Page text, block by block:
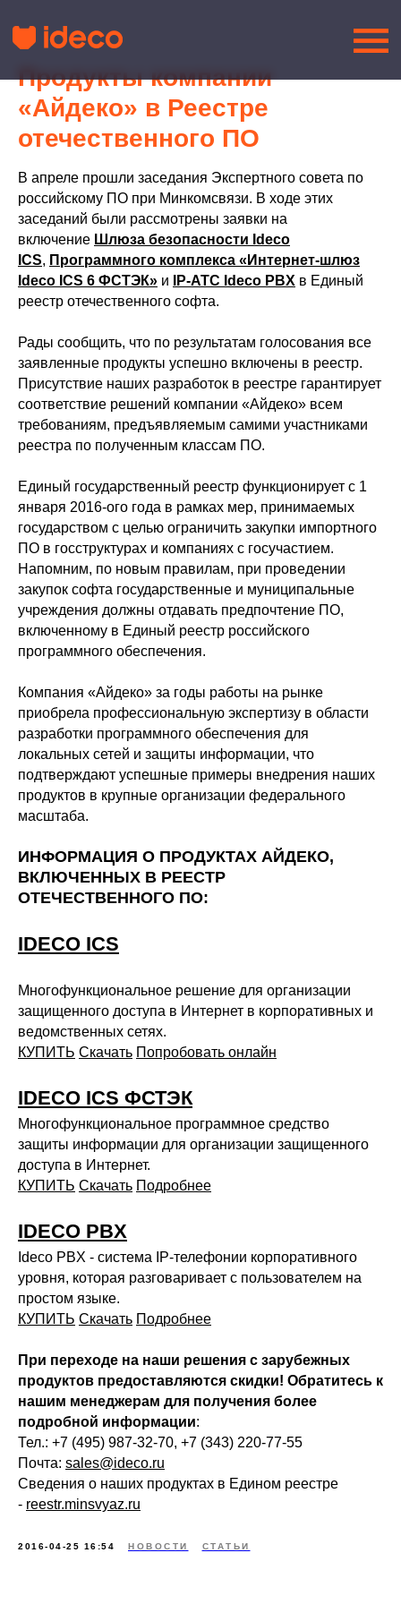
Продукты компании
«Айдеко» в Реестре
отечественного ПО
В апреле прошли заседания Экспертного совета по
российскому ПО при Минкомсвязи. В ходе этих
заседаний были рассмотрены заявки на
включение Шлюза безопасности Ideco
ICS, Программного комплекса «Интернет-шлюз
Ideco ICS 6 ФСТЭК» и IP-АТС Ideco PBX в Единый
реестр отечественного софта.
Рады сообщить, что по результатам голосования все
заявленные продукты успешно включены в реестр.
Присутствие наших разработок в реестре гарантирует
соответствие решений компании «Айдеко» всем
требованиям, предъявляемым самими участниками
реестра по полученным классам ПО.
Единый государственный реестр функционирует с 1
января 2016-ого года в рамках мер, принимаемых
государством с целью ограничить закупки импортного
ПО в госструктурах и компаниях с госучастием.
Напомним, по новым правилам, при проведении
закупок софта государственные и муниципальные
учреждения должны отдавать предпочтение ПО,
включенному в Единый реестр российского
программного обеспечения.
Компания «Айдеко» за годы работы на рынке
приобрела профессиональную экспертизу в области
разработки программного обеспечения для
локальных сетей и защиты информации, что
подтверждают успешные примеры внедрения наших
продуктов в крупные организации федерального
масштаба.
ИНФОРМАЦИЯ О ПРОДУКТАХ АЙДЕКО,
ВКЛЮЧЕННЫХ В РЕЕСТР
ОТЕЧЕСТВЕННОГО ПО:
IDECO ICS
Многофункциональное решение для организации
защищенного доступа в Интернет в корпоративных и
ведомственных сетях.
КУПИТЬ Скачать Попробовать онлайн
IDECO ICS ФСТЭК
Многофункциональное программное средство
защиты информации для организации защищенного
доступа в Интернет.
КУПИТЬ Скачать Подробнее
IDECO PBX
Ideco PBX - система IP-телефонии корпоративного
уровня, которая разговаривает с пользователем на
простом языке.
КУПИТЬ Скачать Подробнее
При переходе на наши решения с зарубежных
продуктов предоставляются скидки! Обратитесь к
нашим менеджерам для получения более
подробной информации:
Тел.: +7 (495) 987-32-70, +7 (343) 220-77-55
Почта: sales@ideco.ru
Сведения о наших продуктах в Едином реестре
- reestr.minsvyaz.ru
2016-04-25 16:54 НОВОСТИ СТАТЬИ